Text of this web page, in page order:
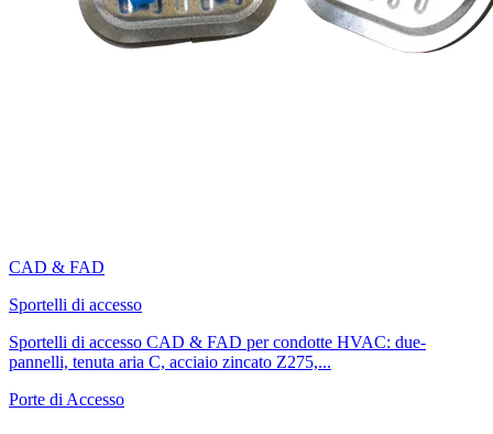
CAD & FAD
Sportelli di accesso
Sportelli di accesso CAD & FAD per condotte HVAC: due-
pannelli, tenuta aria C, acciaio zincato Z275,...
Porte di Accesso